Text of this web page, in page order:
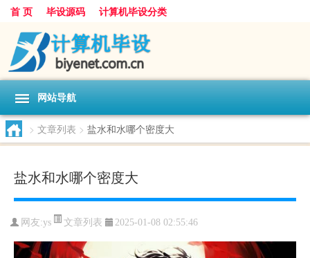
首 页 毕设源码 计算机毕设分类
网站导航
> 文章列表 > 盐水和水哪个密度大
盐水和水哪个密度大
网友:ys 文章列表 2025-01-08 02:55:46